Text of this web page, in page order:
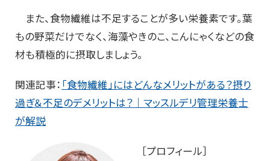
また、食物繊維は不足することが多い栄養素です。葉
もの野菜だけでなく、海藻やきのこ、こんにゃくなどの食
材も積極的に摂取しましょう。
関連記事： 「食物繊維」にはどんなメリットがある？摂り
過ぎ＆不足のデメリットは？｜マッスルデリ管理栄養士
が解説
［プロフィール］